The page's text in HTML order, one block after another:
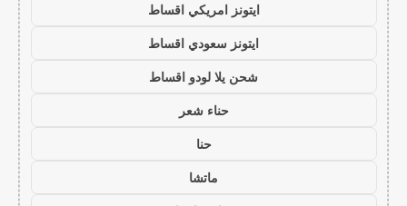
ايتونز امريكي اقساط
ايتونز سعودي اقساط
شحن يلا لودو اقساط
حناء شعر
حنا
ماتشا